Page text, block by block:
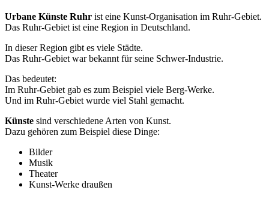
Urbane Künste Ruhr ist eine Kunst-Organisation im Ruhr-Gebiet.
Das Ruhr-Gebiet ist eine Region in Deutschland.
In dieser Region gibt es viele Städte.
Das Ruhr-Gebiet war bekannt für seine Schwer-Industrie.
Das bedeutet:
Im Ruhr-Gebiet gab es zum Beispiel viele Berg-Werke.
Und im Ruhr-Gebiet wurde viel Stahl gemacht.
Künste sind verschiedene Arten von Kunst.
Dazu gehören zum Beispiel diese Dinge:
Bilder
Musik
Theater
Kunst-Werke draußen